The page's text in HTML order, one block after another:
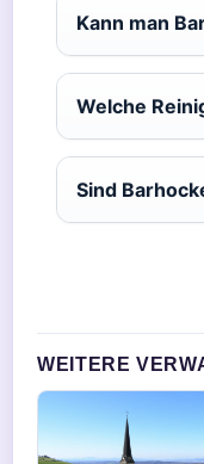
Kann man
Welche
Sind
WEITERE